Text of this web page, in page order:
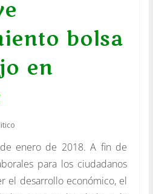
bolsa
en
enero de 2018. A fin de
para los ciudadanos
el desarrollo económico, el